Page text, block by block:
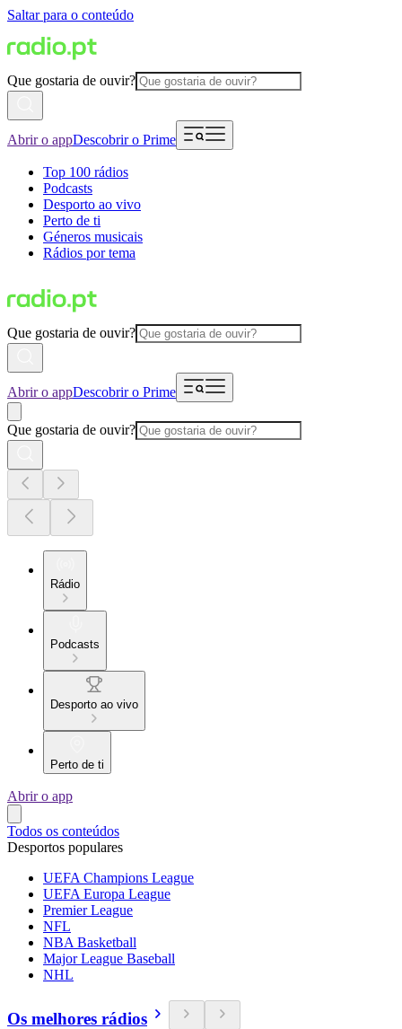
Saltar para o conteúdo
Que gostaria de ouvir?
Abrir o appDescobrir o Prime
Top 100 rádios
Podcasts
Desporto ao vivo
Perto de ti
Géneros musicais
Rádios por tema
Que gostaria de ouvir?
Abrir o appDescobrir o Prime
Que gostaria de ouvir?
Rádio
Podcasts
Desporto ao vivo
Perto de ti
Abrir o app
Todos os conteúdos
Desportos populares
UEFA Champions League
UEFA Europa League
Premier League
NFL
NBA Basketball
Major League Baseball
NHL
Os melhores rádios